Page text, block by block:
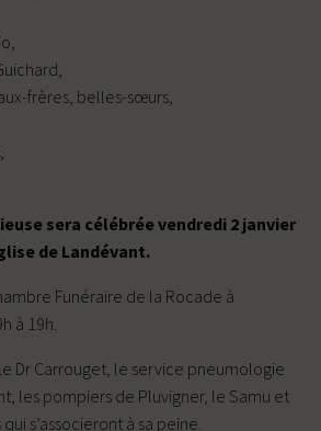
frères, belles-sœurs,
sera célébrée vendredi 2 janvier
de Landévant.
Funéraire de la Rocade à
à 19h.
Dr Carrouget, le service pneumologie
les pompiers de Pluvigner, le Samu et
s’associeront à sa peine.